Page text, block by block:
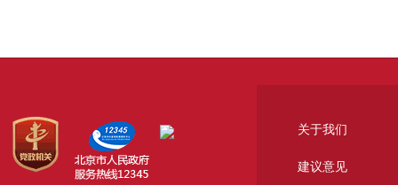
关于我们
建议意见